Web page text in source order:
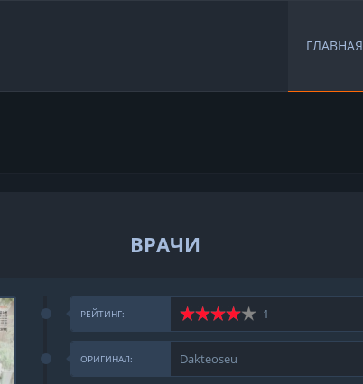
ГЛАВНАЯ
ВРАЧИ
РЕЙТИНГ: 1
ОРИГИНАЛ: Dakteoseu